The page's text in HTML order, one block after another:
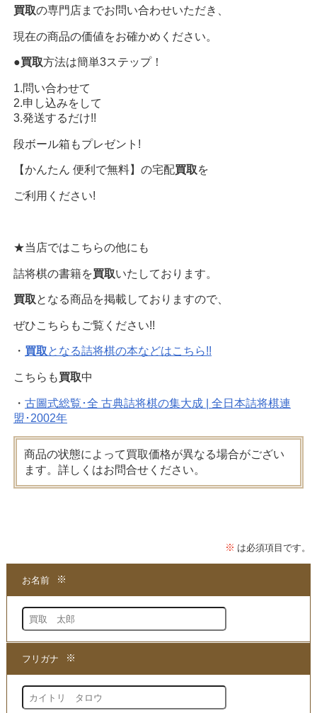
買取の専門店までお問い合わせいただき、
現在の商品の価値をお確かめください。
●買取方法は簡単3ステップ！
1.問い合わせて
2.申し込みをして
3.発送するだけ!!
段ボール箱もプレゼント!
【かんたん 便利で無料】の宅配買取を
ご利用ください!
★当店ではこちらの他にも
詰将棋の書籍を買取いたしております。
買取となる商品を掲載しておりますので、
ぜひこちらもご覧ください!!
・ 買取となる詰将棋の本などはこちら!!
こちらも買取中
・ 古圖式総覧･全 古典詰将棋の集大成 | 全日本詰将棋連
盟･2002年
商品の状態によって買取価格が異なる場合がござい
ます。詳しくはお問合せください。